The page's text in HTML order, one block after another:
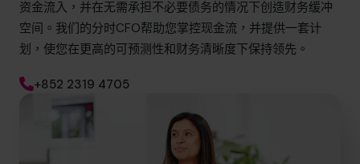
资金流入，并在无需承担不必要债务的情况下创造财务缓冲
空间。我们的分时CFO帮助您掌控现金流，并提供一套计
划，使您在更高的可预测性和财务清晰度下保持领先。
+852 2319 4705